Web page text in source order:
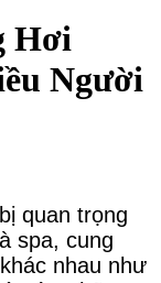
Hơi
Người
quan trọng
spa, cung
nhau như